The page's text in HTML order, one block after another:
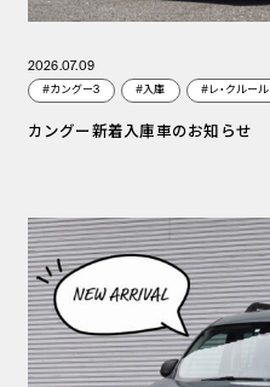
2026.07.09
#カングー3 #入庫 #レ・クルール
カングー新着入庫車のお知らせ